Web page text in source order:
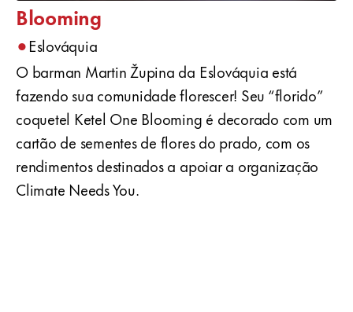
Blooming
•Eslováquia
O barman Martin Župina da Eslováquia está
fazendo sua comunidade florescer! Seu “florido”
coquetel Ketel One Blooming é decorado com um
cartão de sementes de flores do prado, com os
rendimentos destinados a apoiar a organização
Climate Needs You.